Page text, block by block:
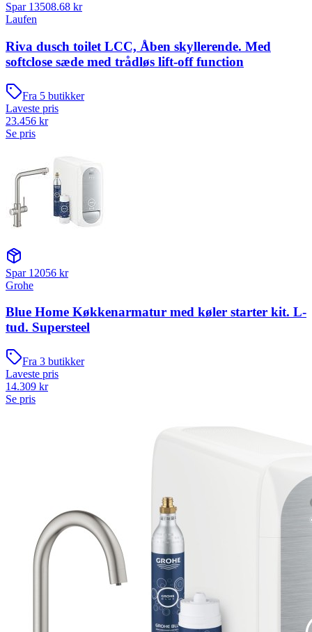
Spar 13508.68 kr
Laufen
Riva dusch toilet LCC, Åben skyllerende. Med
softclose sæde med trådløs lift-off function
Fra 5 butikker
Laveste pris
23.456 kr
Se pris
Spar 12056 kr
Grohe
Blue Home Køkkenarmatur med køler starter kit. L-
tud. Supersteel
Fra 3 butikker
Laveste pris
14.309 kr
Se pris